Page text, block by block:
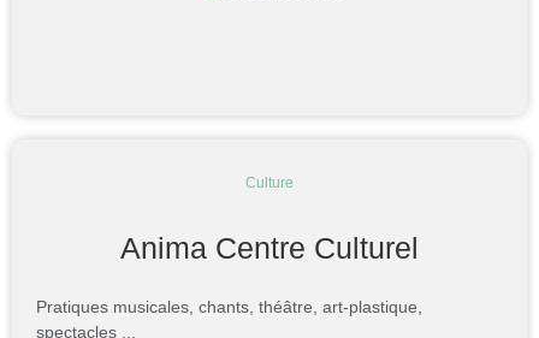
Culture
Anima Centre Culturel
Pratiques musicales, chants, théâtre, art-plastique,
spectacles ...